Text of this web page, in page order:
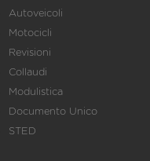
Autoveicoli
Motocicli
Revisioni
Collaudi
Modulistica
Documento Unico
STED